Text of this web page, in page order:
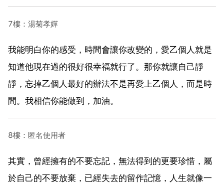
7樓：湯菊孝嬋
我能明白你的感受，時間會讓你改變的，愛乙個人就是
知道他現在過的很好很幸福就行了。那你就讓自己靜
靜，忘掉乙個人最好的辦法不是再愛上乙個人，而是時
間。我相信你能做到，加油。
8樓：匿名使用者
其實，曾經擁有的不要忘記，無法得到的更要珍惜，屬
於自己的不要放棄，已經失去的留作記憶，人生就像一